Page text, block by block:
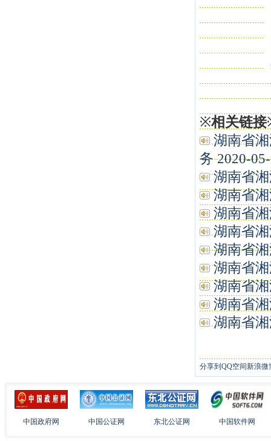
※相关链接
湖南省
务 2020-
湖南省
湖南省
湖南省
湖南省
湖南省
湖南省
湖南省
湖南省
湖南省
分享到 QQ空间新浪微
中国政府网 中国公证网 东北公证网 中国软件网